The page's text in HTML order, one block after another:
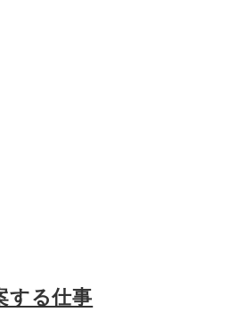
する仕事